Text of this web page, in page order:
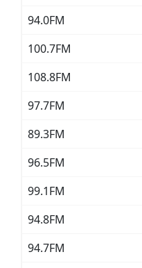
94.0FM
100.7FM
108.8FM
97.7FM
89.3FM
96.5FM
99.1FM
94.8FM
94.7FM